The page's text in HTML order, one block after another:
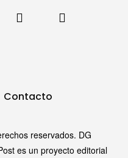
Contacto
reservados. DG
es un proyecto editorial